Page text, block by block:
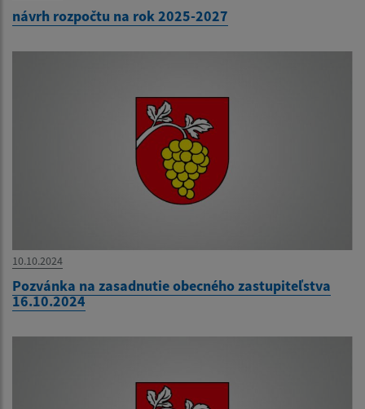
návrh rozpočtu na rok 2025-2027
10.10.2024
Pozvánka na zasadnutie obecného zastupiteľstva
16.10.2024